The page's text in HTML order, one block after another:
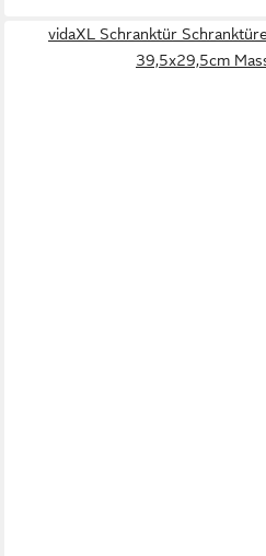
vidaXL Schranktür
39,5x29,5cm